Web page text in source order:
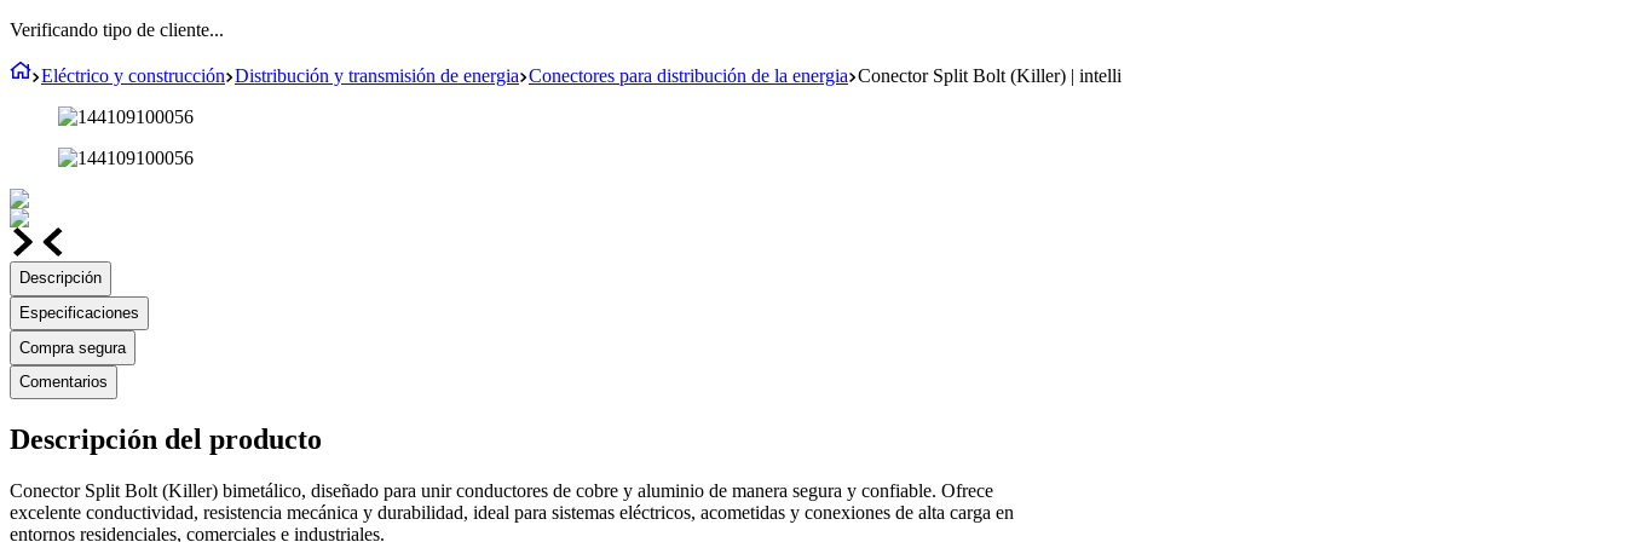
Verificando tipo de cliente...
Eléctrico y construcción Distribución y transmisión de energia Conectores para distribución de la energia Conector Split Bolt (Killer) | intelli
Descripción
Especificaciones
Compra segura
Comentarios
Descripción del producto
Conector Split Bolt (Killer) bimetálico, diseñado para unir conductores de cobre y aluminio de manera segura y confiable. Ofrece
excelente conductividad, resistencia mecánica y durabilidad, ideal para sistemas eléctricos, acometidas y conexiones de alta carga en
entornos residenciales, comerciales e industriales.